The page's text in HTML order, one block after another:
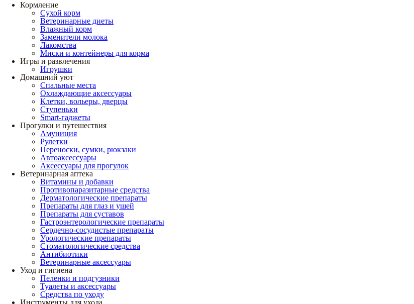
Кормление
Сухой корм
Ветеринарные диеты
Влажный корм
Заменители молока
Лакомства
Миски и контейнеры для корма
Игры и развлечения
Игрушки
Домашний уют
Спальные места
Охлаждающие аксессуары
Клетки, вольеры, дверцы
Ступеньки
Smart-гаджеты
Прогулки и путешествия
Амуниция
Рулетки
Переноски, сумки, рюкзаки
Автоаксессуары
Аксессуары для прогулок
Ветеринарная аптека
Витамины и добавки
Противопаразитарные средства
Дерматологические препараты
Препараты для глаз и ушей
Препараты для суставов
Гастроэнтерологические препараты
Сердечно-сосудистые препараты
Урологические препараты
Стоматологические средства
Антибиотики
Ветеринарные аксессуары
Уход и гигиена
Пеленки и подгузники
Туалеты и аксессуары
Средства по уходу
Инструменты для ухода